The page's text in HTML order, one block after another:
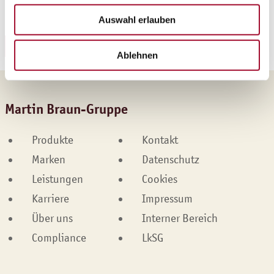
Auswahl erlauben
Ablehnen
Sie sich das hier herunterladen.
REZEPT HERUNTERLADEN
Martin Braun-Gruppe
Produkte
Kontakt
Marken
Datenschutz
Leistungen
Cookies
Karriere
Impressum
Über uns
Interner Bereich
Compliance
LkSG